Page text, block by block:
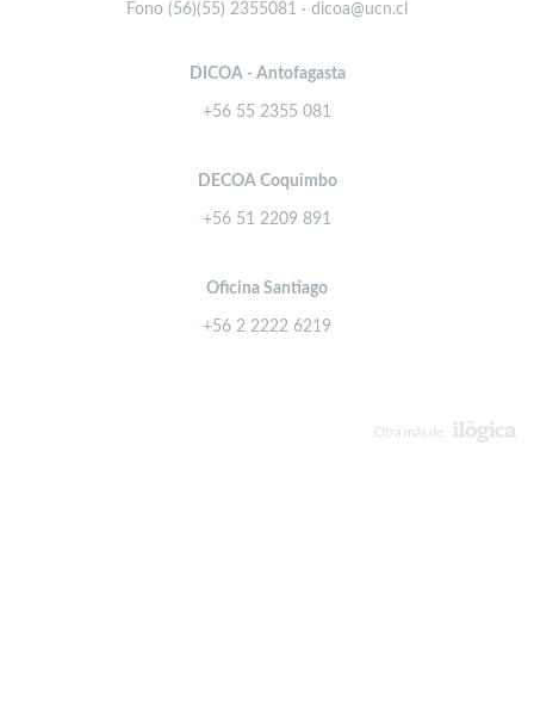
Fono (56)(55) 2355081 · dicoa@ucn.cl
DICOA - Antofagasta
+56 55 2355 081
DECOA Coquimbo
+56 51 2209 891
Oficina Santiago
+56 2 2222 6219